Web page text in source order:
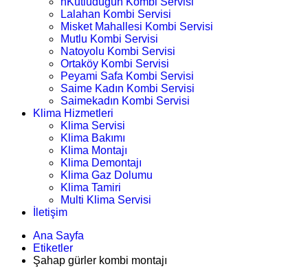
Lalahan Kombi Servisi
Misket Mahallesi Kombi Servisi
Mutlu Kombi Servisi
Natoyolu Kombi Servisi
Ortaköy Kombi Servisi
Peyami Safa Kombi Servisi
Saime Kadın Kombi Servisi
Saimekadın Kombi Servisi
Klima Hizmetleri
Klima Servisi
Klima Bakımı
Klima Montajı
Klima Demontajı
Klima Gaz Dolumu
Klima Tamiri
Multi Klima Servisi
İletişim
Ana Sayfa
Etiketler
Şahap gürler kombi montajı